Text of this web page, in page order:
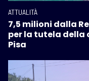
ATTUALITÀ
7,5 milioni dalla
per la tutela della
Pisa